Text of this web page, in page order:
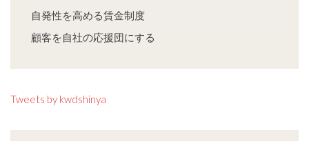
自発性を高める賃金制度
顧客を自社の応援団にする
Tweets by kwdshinya